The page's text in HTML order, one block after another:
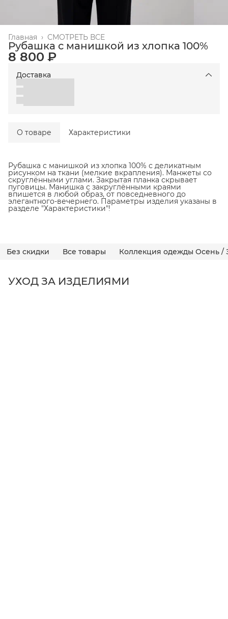
СМОТРЕТЬ ВСЕ
Главная ›
Рубашка с манишкой из хлопка 100%
8 800 ₽
Доставка
О товаре Характеристики
Рубашка с манишкой из хлопка 100% с деликатным
рисунком на ткани (мелкие вкрапления). Манжеты со
скруглёнными углами. Закрытая планка скрывает
пуговицы. Манишка с закруглёнными краями
впишется в любой образ, от повседневного до
элегантного-вечернего. Параметры изделия указаны в
разделе "Характеристики"!
Без скидки Все товары Коллекция одежды Осень /
УХОД ЗА ИЗДЕЛИЯМИ